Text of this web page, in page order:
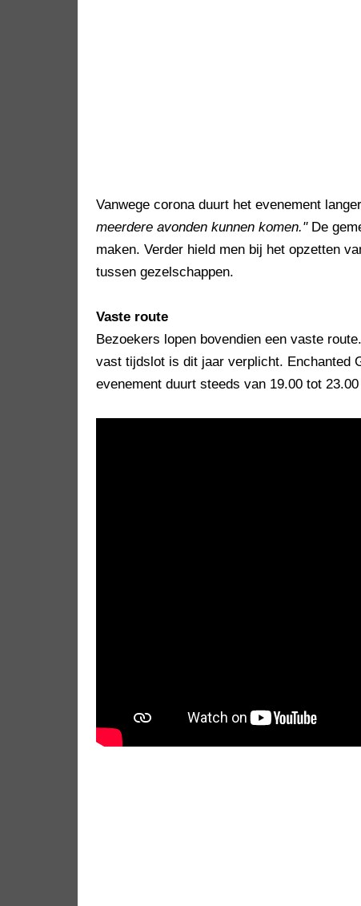
Vanwege corona duurt het evenement
meerdere avonden kunnen komen."De
maken. Verder hield men bij het opzetten
tussen gezelschappen.
Vaste route
Bezoekers lopen bovendien een vaste
vast tijdslot is dit jaar verplicht. Enchanted
evenement duurt steeds van 19.00 tot 23.00